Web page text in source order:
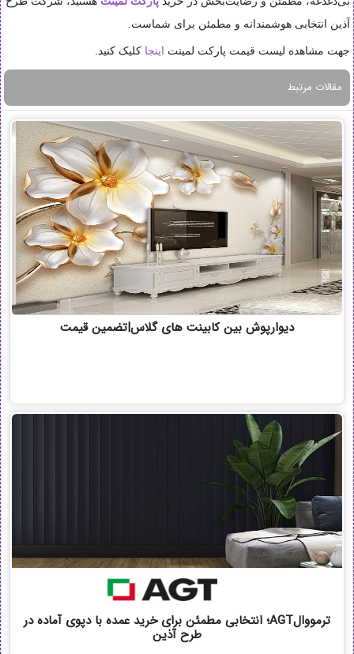
آذین انتخابی هوشمندانه و مطمئن برای شماست.
جهت مشاهده لیست قیمت پارکت لمینت اینجا کلیک کنید.
مقالات مرتبط
دیوارپوش بین کابینت های گلاس|تضمین قیمت
ترمووالAGT؛ انتخابی مطمئن برای خرید عمده با دپوی آماده در
طرح آذین